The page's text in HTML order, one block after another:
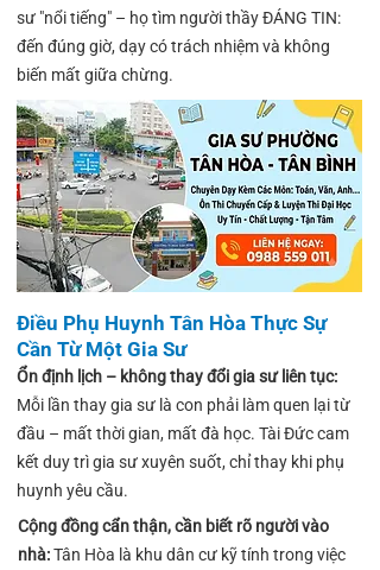
sư "nổi tiếng" – họ tìm người thầy ĐÁNG TIN:
đến đúng giờ, dạy có trách nhiệm và không
biến mất giữa chừng.
Điều Phụ Huynh Tân Hòa Thực Sự
Cần Từ Một Gia Sư
Ổn định lịch – không thay đổi gia sư liên tục:
Mỗi lần thay gia sư là con phải làm quen lại từ
đầu – mất thời gian, mất đà học. Tài Đức cam
kết duy trì gia sư xuyên suốt, chỉ thay khi phụ
huynh yêu cầu.
Cộng đồng cẩn thận, cần biết rõ người vào
nhà:Tân Hòa là khu dân cư kỹ tính trong việc